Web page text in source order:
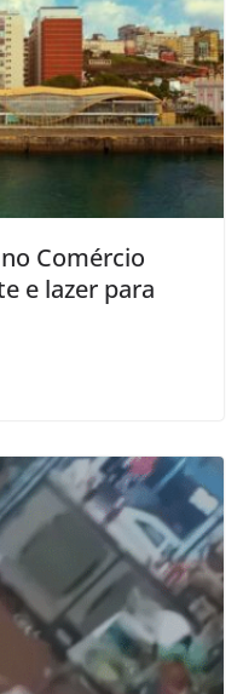
Comércio
e lazer para